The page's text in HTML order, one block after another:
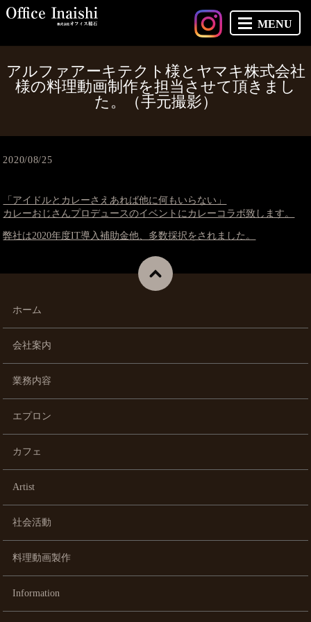
MENU
アルファアーキテクト様とヤマキ株式会社
様の料理動画制作を担当させて頂きまし
た。（手元撮影）
2020/08/25
「アイドルとカレーさえあれば他に何もいらない」
カレーおじさんプロデュースのイベントにカレーコラボ致します。
弊社は2020年度IT導入補助金他、多数採択をされました。
ホーム
会社案内
業務内容
エプロン
カフェ
Artist
社会活動
料理動画製作
Information